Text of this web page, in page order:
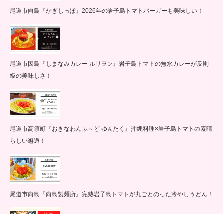
尾道市向島『かぎしっぽ』2026年の岩子島トマトバーガーも美味しい！
尾道市因島『しまなみカレー ルリヲン』岩子島トマトの無水カレーが反則
級の美味しさ！
尾道市高須町『おきなわんふ～ど ゆんたく』沖縄料理×岩子島トマトの素晴
らしい邂逅！
尾道市向島『向島製麺所』完熟岩子島トマトが丸ごとのった冷やしうどん！